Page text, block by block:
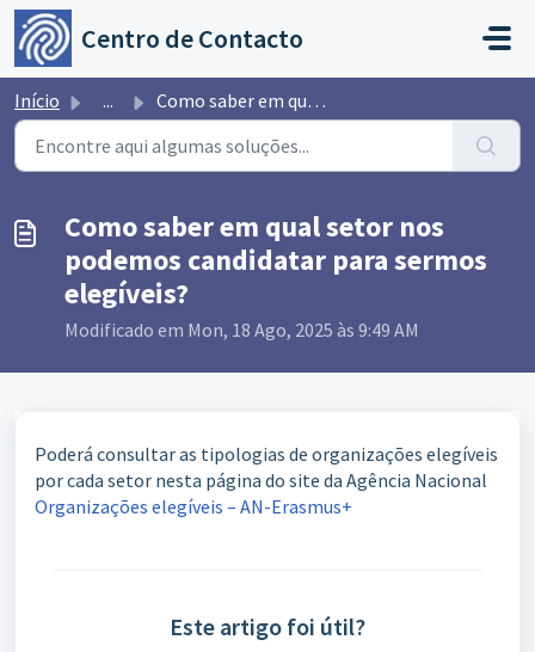
Avançar para o conteúdo principal
Centro de Contacto
Início ... Como saber em qual setor nos podemos candidatar para serm...
Como saber em qual setor nos
podemos candidatar para sermos
elegíveis?
Modificado em Mon, 18 Ago, 2025 às 9:49 AM
Poderá consultar as tipologias de organizações elegíveis
por cada setor nesta página do site da Agência Nacional
Organizações elegíveis – AN-Erasmus+
Este artigo foi útil?